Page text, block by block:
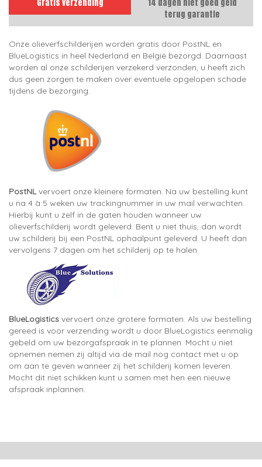
Gratis verzending
14 dagen niet goed geld
terug garantie
Onze olieverfschilderijen worden gratis door PostNL en
BlueLogistics in heel Nederland en België bezorgd. Daarnaast
worden al onze schilderijen verzekerd verzonden, u heeft zich
dus geen zorgen te maken over eventuele opgelopen schade
tijdens de bezorging.
PostNLvervoert onze kleinere formaten. Na uw bestelling kunt
u na 4 à 5 weken uw trackingnummer in uw mail verwachten.
Hierbij kunt u zelf in de gaten houden wanneer uw
olieverfschilderij wordt geleverd. Bent u niet thuis, dan wordt
uw schilderij bij een PostNL ophaalpunt geleverd. U heeft dan
vervolgens 7 dagen om het schilderij op te halen.
BlueLogistics vervoert onze grotere formaten. Als uw bestelling
gereed is voor verzending wordt u door BlueLogistics eenmalig
gebeld om uw bezorgafspraak in te plannen. Mocht u niet
opnemen nemen zij altijd via de mail nog contact met u op
om aan te geven wanneer zij het schilderij komen leveren.
Mocht dit niet schikken kunt u samen met hen een nieuwe
afspraak inplannen.